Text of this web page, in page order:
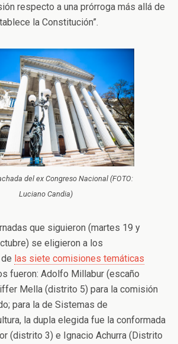
respecto a una prórroga más allá de
la Constitución”.
del ex Congreso Nacional (FOTO:
Luciano Candia)
que siguieron (martes 19 y
se eligieron a los
las siete comisiones temáticas
fueron: Adolfo Millabur (escaño
Mella (distrito 5) para la comisión
para la de Sistemas de
la dupla elegida fue la conformada
(distrito 3) e Ignacio Achurra (Distrito